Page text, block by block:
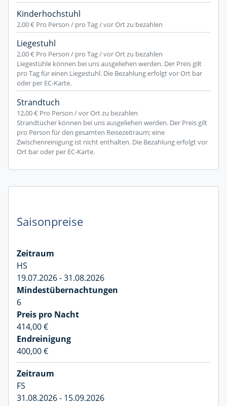
Kinderhochstuhl
2,00 € Pro Person / pro Tag / vor Ort zu bezahlen
Liegestuhl
2,00 € Pro Person / pro Tag / vor Ort zu bezahlen
Liegestühle können bei uns ausgeliehen werden. Der Preis gilt
pro Tag für einen Liegestuhl. Die Bezahlung erfolgt vor Ort bar
oder per EC-Karte.
Strandtuch
12,00 € Pro Person / vor Ort zu bezahlen
Strandtücher können bei uns ausgeliehen werden. Der Preis gilt
pro Person für den gesamten Reisezeitraum; eine
Zwischenreinigung ist nicht enthalten. Die Bezahlung erfolgt vor
Ort bar oder per EC-Karte.
Saisonpreise
HS
19.07.2026 - 31.08.2026
6
414,00 €
400,00 €
FS
31.08.2026 - 15.09.2026